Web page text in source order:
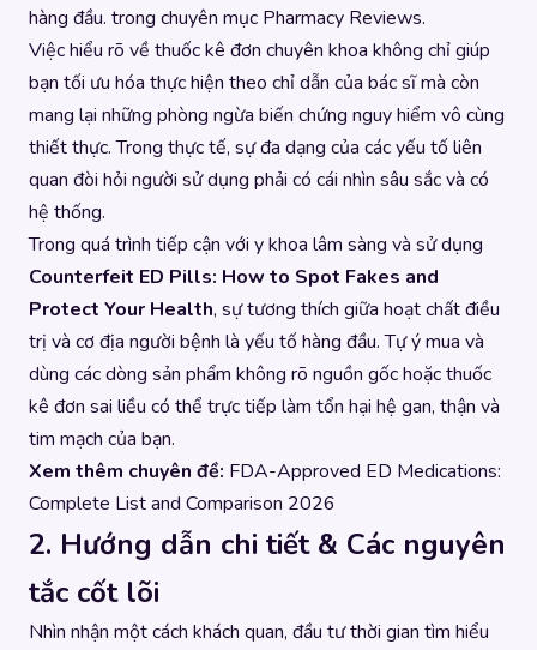
hàng đầu. trong chuyên mục Pharmacy Reviews.
Việc hiểu rõ về thuốc kê đơn chuyên khoa không chỉ giúp
bạn tối ưu hóa thực hiện theo chỉ dẫn của bác sĩ mà còn
mang lại những phòng ngừa biến chứng nguy hiểm vô cùng
thiết thực. Trong thực tế, sự đa dạng của các yếu tố liên
quan đòi hỏi người sử dụng phải có cái nhìn sâu sắc và có
hệ thống.
Trong quá trình tiếp cận với y khoa lâm sàng và sử dụng
Counterfeit ED Pills: How to Spot Fakes and
Protect Your Health, sự tương thích giữa hoạt chất điều
trị và cơ địa người bệnh là yếu tố hàng đầu. Tự ý mua và
dùng các dòng sản phẩm không rõ nguồn gốc hoặc thuốc
kê đơn sai liều có thể trực tiếp làm tổn hại hệ gan, thận và
tim mạch của bạn.
Xem thêm chuyên đề: FDA-Approved ED Medications:
Complete List and Comparison 2026
2. Hướng dẫn chi tiết & Các nguyên
tắc cốt lõi
Nhìn nhận một cách khách quan, đầu tư thời gian tìm hiểu